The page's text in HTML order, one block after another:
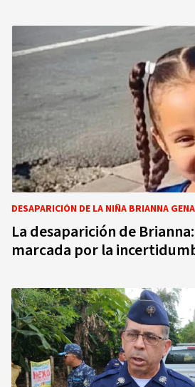
DESAPARICIÓN DE LA NIÑA BRIANNA
La desaparición de
marcada por la